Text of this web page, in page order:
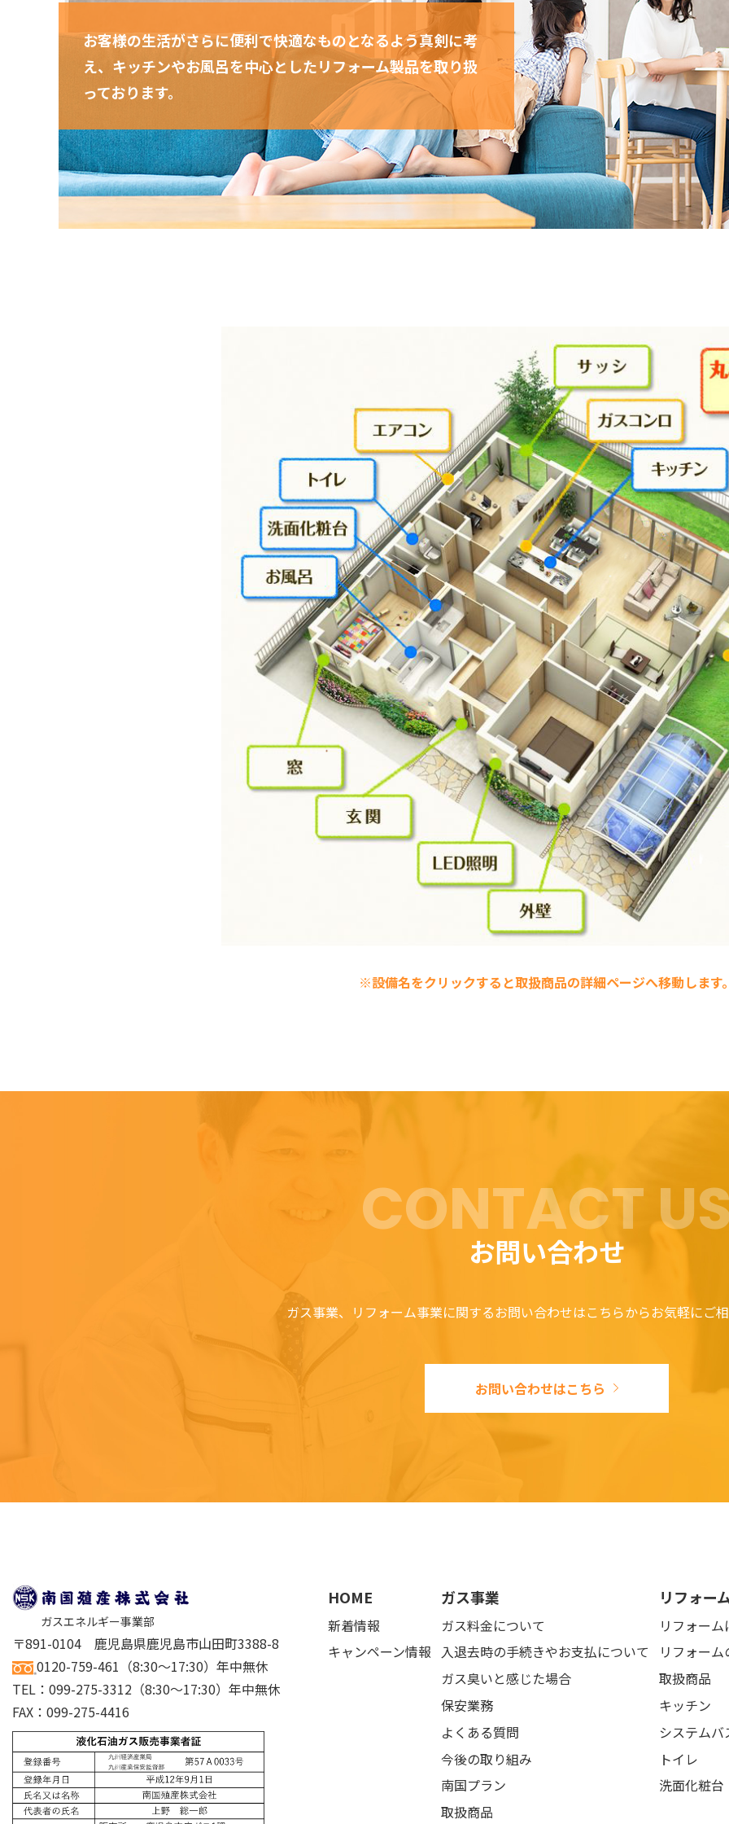
お客様の生活がさらに便利で快適なものとなるよう真剣に考
え、キッチンやお風呂を中心としたリフォーム製品を取り扱
っております。
※設備名をクリックすると取扱商品の詳細ページへ移動します
CONTACT
お問い合わせ
ガス事業、リフォーム事業に関するお問い合わせはこちらからお気軽にご
お問い合わせはこちら
ガスエネルギー事業部
〒891-0104 鹿児島県鹿児島市山田町3388-8
0120-759-461 （8:30～17:30）年中無休
TEL： 099-275-3312 （8:30～17:30）年中無休
FAX：099-275-4416
HOME
新着情報
キャンペーン情報
ガス事業
ガス料金について
入退去時の手続きやお支払について
ガス臭いと感じた場合
保安業務
よくある質問
今後の取り組み
南国プラン
取扱商品
リフォー
リフォー
リフォー
取扱商品
キッチン
システムバ
トイレ
洗面化粧台